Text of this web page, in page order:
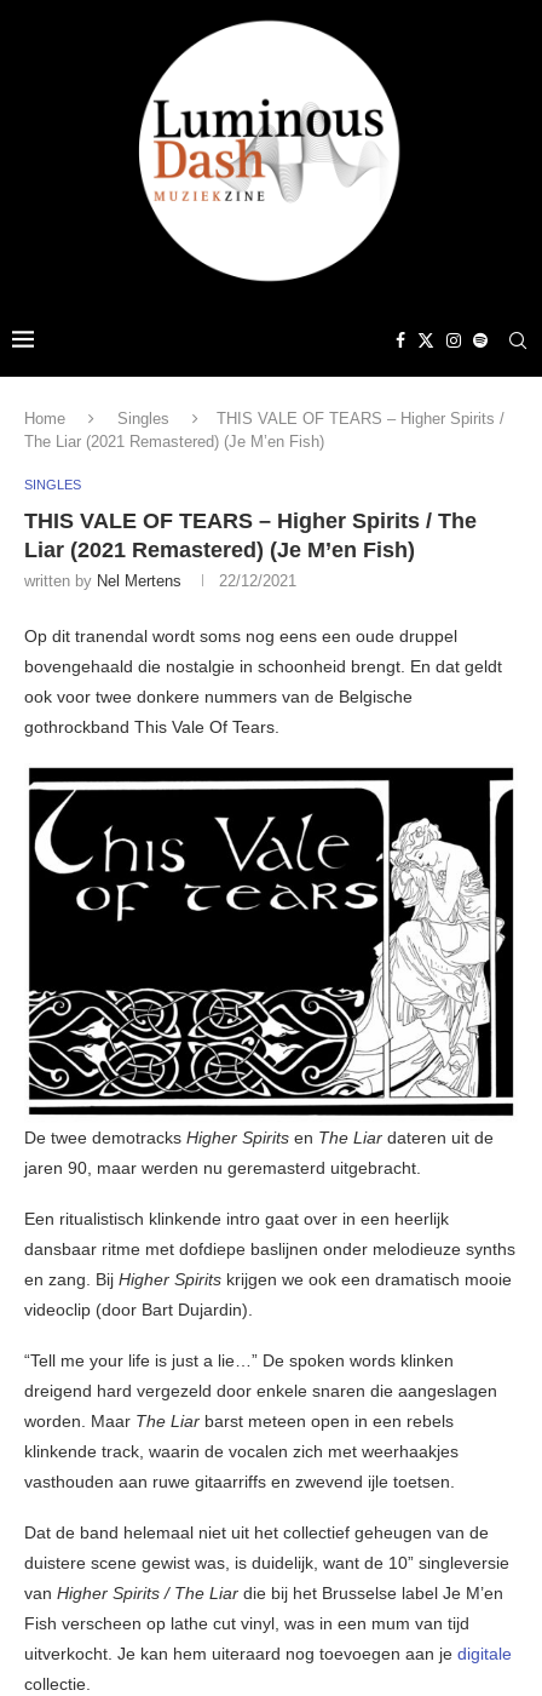
Home Singles
THIS VALE OF TEARS – Higher Spirits /
The Liar (2021 Remastered) (Je M’en Fish)
SINGLES
THIS VALE OF TEARS – Higher Spirits / The
Liar (2021 Remastered) (Je M’en Fish)
written by Nel Mertens 22/12/2021
Op dit tranendal wordt soms nog eens een oude druppel
bovengehaald die nostalgie in schoonheid brengt. En dat geldt
ook voor twee donkere nummers van de Belgische
gothrockband This Vale Of Tears.
De twee demotracks Higher Spirits en The Liar dateren uit de
jaren 90, maar werden nu geremasterd uitgebracht.
Een ritualistisch klinkende intro gaat over in een heerlijk
dansbaar ritme met dofdiepe baslijnen onder melodieuze synths
en zang. Bij Higher Spirits krijgen we ook een dramatisch mooie
videoclip (door Bart Dujardin).
“Tell me your life is just a lie…” De spoken words klinken
dreigend hard vergezeld door enkele snaren die aangeslagen
worden. Maar The Liar barst meteen open in een rebels
klinkende track, waarin de vocalen zich met weerhaakjes
vasthouden aan ruwe gitaarriffs en zwevend ijle toetsen.
Dat de band helemaal niet uit het collectief geheugen van de
duistere scene gewist was, is duidelijk, want de 10” singleversie
van Higher Spirits / The Liar die bij het Brusselse label Je M’en
Fish verscheen op lathe cut vinyl, was in een mum van tijd
uitverkocht. Je kan hem uiteraard nog toevoegen aan je digitale
collectie.